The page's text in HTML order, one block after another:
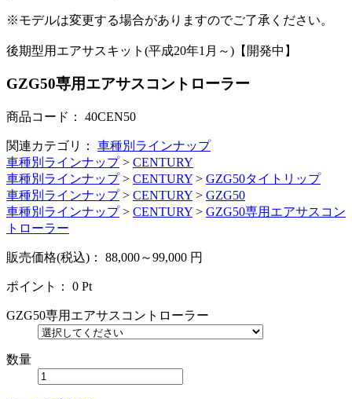
※モデルは変更する場合がありますのでご了承ください。
後期型用エアサスキット(平成20年1月～)【開発中】
GZG50専用エアサスコントローラー
商品コード： 40CEN50
関連カテゴリ：
車種別ラインナップ
車種別ラインナップ> CENTURY
車種別ラインナップ> CENTURY > GZG50タイトリップ
車種別ラインナップ> CENTURY > GZG50
車種別ラインナップ> CENTURY > GZG50専用エアサスコン
トローラー
販売価格(税込)： 88,000～99,000 円
ポイント： 0 Pt
GZG50専用エアサスコントローラー
数量